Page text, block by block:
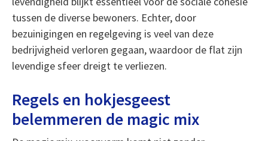
tussen de diverse bewoners. Echter, door
bezuinigingen en regelgeving is veel van deze
bedrijvigheid verloren gegaan, waardoor de flat zijn
levendige sfeer dreigt te verliezen.
Regels en hokjesgeest
belemmeren de magic mix